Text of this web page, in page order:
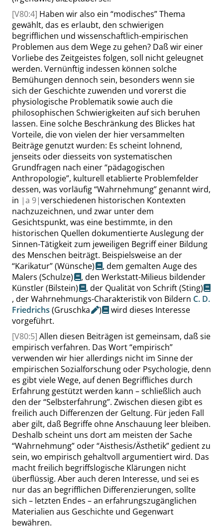
[V80:4] Haben wir also ein “modisches”Thema
gewählt, das es erlaubt, den schwierigen
begrifflichen und wissenschaftlich-empirischen
Problemen aus dem Wege zu gehen? Daß wir einer
Vorliebe des Zeitgeistes folgen, soll nicht geleugnet
werden. Vernünftig indessen können solche
Bemühungen dennoch sein, besonders wenn sie
sich der Geschichte zuwenden und vorerst die
physiologische Problematik sowie auch die
philosophischen Schwierigkeiten auf sich beruhen
lassen. Eine solche Beschränkung des Blickes hat
Vorteile, die von vielen der hier versammelten
Beiträge genutzt wurden: Es scheint lohnend,
jenseits oder diesseits von systematischen
Grundfragen nach einer“pädagogischen
Anthropologie”, kulturell etablierte Problemfelder
dessen, was vorläufig“Wahrnehmung” genannt wird,
in |a 9|verschiedenen historischen Kontexten
nachzuzeichnen, und zwar unter dem
Gesichtspunkt, was eine bestimmte, in den
historischen Quellen dokumentierte Auslegung der
Sinnen-Tätigkeit zum jeweiligen Begriff einer Bildung
des Menschen beiträgt. Beispielsweise an der
“Karikatur”(Wünsche)
, dem gemalten Auge des
Malers (Schulze)
, den Werkstatt-Milieus bildender
Künstler(Bilstein) , der Qualität von Schrift(Sting)
, der Wahrnehmungs-Charakteristik von Bildern C. D.
Friedrichs (Gruschka )
wird dieses Interesse
vorgeführt.
[V80:5] Allen diesen Beiträgen ist gemeinsam, daß sie
empirisch verfahren. Das Wort“empirisch”
verwenden wir hier allerdings nicht im Sinne der
empirischen Sozialforschung oder Psychologie, denn
es gibt viele Wege, auf denen Begriffliches durch
Erfahrung gestützt werden kann – schließlich auch
den der“Selbsterfahrung”. Zwischen diesen gibt es
freilich auch Differenzen der Geltung. Für jeden Fall
aber gilt, daß Begriffe ohne Anschauung leer bleiben.
Deshalb scheint uns dort am meisten der Sache
“Wahrnehmung” oder“Aisthesis/Ästhetik” gedient zu
sein, wo empirisch gehaltvoll argumentiert wird. Das
macht freilich begriffslogische Klärungen nicht
überflüssig. Aber auch deren Interesse, und sei es
nur das an begrifflichen Differenzierungen, sollte
sich – letzten Endes – an erfahrungszugänglichen
Materialien aus Geschichte und Gegenwart
bewähren.